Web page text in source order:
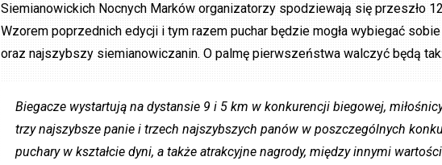
Siemianowickich Nocnych Marków organizatorzy spodziewają się przeszło
Wzorem poprzednich edycji i tym razem puchar będzie mogła wybiegać
oraz najszybszy siemianowiczanin. O palmę pierwszeństwa walczyć będą
Biegacze wystartują na dystansie 9 i 5 km w konkurencji biegowej,
trzy najszybsze panie i trzech najszybszych panów w poszczególnych
puchary w kształcie dyni, a także atrakcyjne nagrody, między innymi